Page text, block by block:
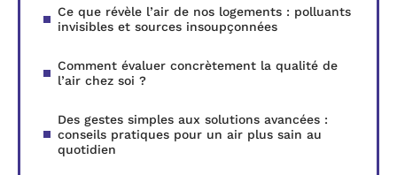
Ce que révèle l’air de nos logements : polluants
invisibles et sources insoupçonnées
Comment évaluer concrètement la qualité de
l’air chez soi ?
Des gestes simples aux solutions avancées :
conseils pratiques pour un air plus sain au
quotidien